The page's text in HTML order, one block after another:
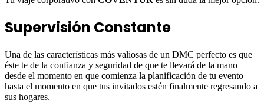
Supervisión Constante
Una de las características más valiosas de un DMC perfecto es que
éste te de la confianza y seguridad de que te llevará de la mano
desde el momento en que comienza la planificación de tu evento
hasta el momento en que tus invitados estén finalmente regresando a
sus hogares.